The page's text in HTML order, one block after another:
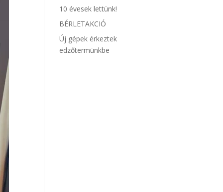
10 évesek lettünk!
BÉRLETAKCIÓ
Új gépek érkeztek
edzőtermünkbe